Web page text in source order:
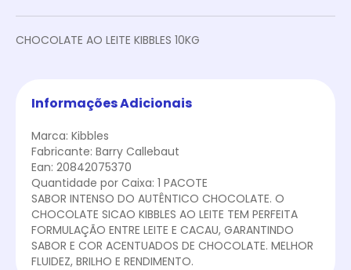
CHOCOLATE AO LEITE KIBBLES 10KG
Informações Adicionais
Marca: Kibbles
Fabricante: Barry Callebaut
Ean: 20842075370
Quantidade por Caixa: 1 PACOTE
SABOR INTENSO DO AUTÊNTICO CHOCOLATE. O
CHOCOLATE SICAO KIBBLES AO LEITE TEM PERFEITA
FORMULAÇÃO ENTRE LEITE E CACAU, GARANTINDO
SABOR E COR ACENTUADOS DE CHOCOLATE. MELHOR
FLUIDEZ, BRILHO E RENDIMENTO.